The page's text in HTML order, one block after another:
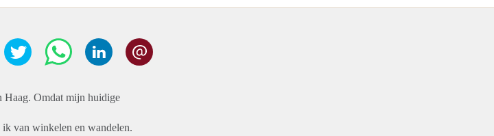
Haag. Omdat mijn huidige
van winkelen en wandelen.